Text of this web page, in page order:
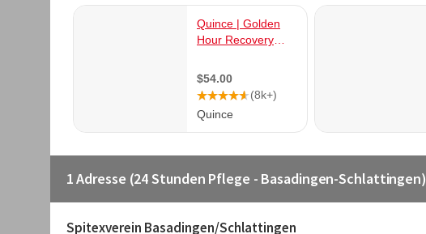
1 Adresse (24 Stunden Pflege - Basadingen-Schlattingen)
Spitexverein Basadingen/Schlattingen